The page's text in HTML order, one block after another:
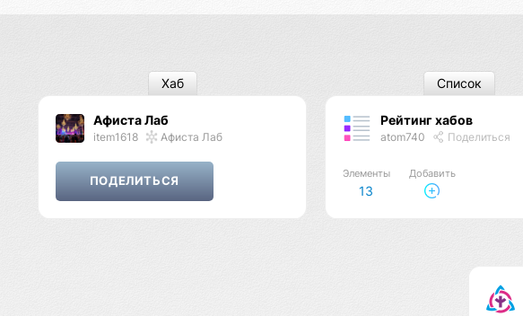
Афиста Лаб
item1618 Афиста Лаб
Хаб
Рейтинг хабов
atom740 Поделиться
Элементы
13
Добавить
Список